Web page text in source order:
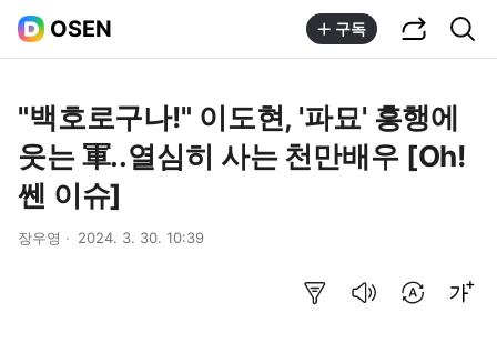
OSEN 구독
"백호로구나!" 이도현, '파묘' 흥행에
웃는 軍..열심히 사는 천만배우 [Oh!
쎈 이슈]
장우영 2024. 3. 30. 10:39